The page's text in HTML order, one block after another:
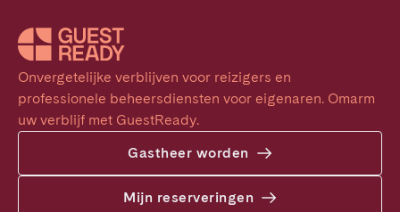
Onvergetelijke verblijven voor reizigers en
professionele beheersdiensten voor eigenaren. Omarm
uw verblijf met GuestReady.
Gastheer worden
Mijn reserveringen